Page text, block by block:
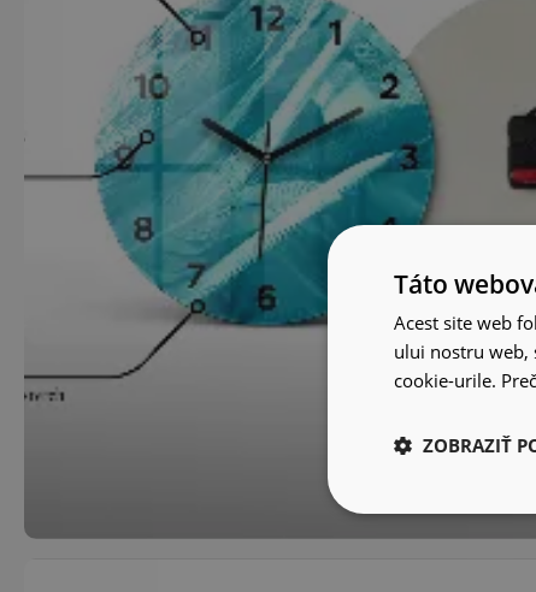
Táto
Acest site web
ului nostru web,
cookie-urile.
ZOBRAZIŤ